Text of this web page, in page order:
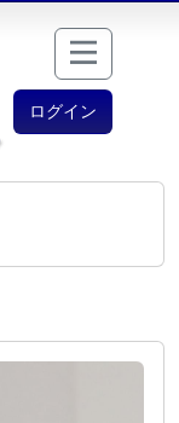
ログイン